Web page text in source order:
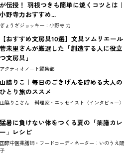
が伝授！ 羽根つきも簡単に焼くコツとは｜
小野寺力おすすめ...
ぎょうざジョッキー：小野寺 力
【おすすめ文房具10選】文具ソムリエール
菅未里さんが厳選した「創造する人に役立
つ文房具」
アクティオノート編集部
山脇りこ｜毎日のごきげんを貯める大人の
ひとり旅のススメ
山脇りこさん 料理家・エッセイスト〈インタビュー〉
猛暑に負けない体をつくる夏の「薬膳カレ
ー」レシピ
国際中医薬膳師・フードコーディネーター：いのうえ陽
子